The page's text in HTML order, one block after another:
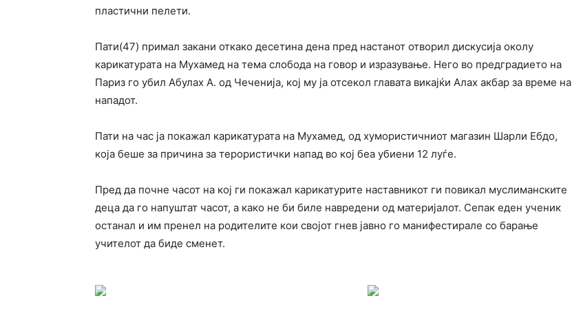
пластични пелети.
Пати(47) примал закани откако десетина дена пред настанот отворил дискусија околу
карикатурата на Мухамед на тема слобода на говор и изразување. Него во предградието на
Париз го убил Абулах А. од Чеченија, кој му ја отсекол главата викајќи Алах акбар за време на
нападот.
Пати на час ја покажал карикатурата на Мухамед, од хумористичниот магазин Шарли Ебдо,
која беше за причина за терористички напад во кој беа убиени 12 луѓе.
Пред да почне часот на кој ги покажал карикатурите наставникот ги повикал муслиманските
деца да го напуштат часот, а како не би биле навредени од материјалот. Сепак еден ученик
останал и им пренел на родителите кои својот гнев јавно го манифестирале со барање
учителот да биде сменет.